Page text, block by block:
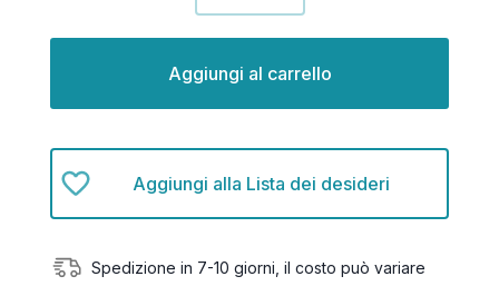
di
di
Aggiungi alla Lista dei desideri
Spedizione in 7-10 giorni, il costo può variare